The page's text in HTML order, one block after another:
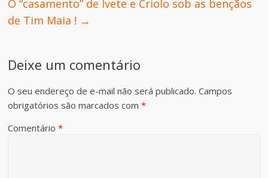
O “casamento” de Ivete e Criolo sob as bençãos
de Tim Maia ! →
Deixe um comentário
O seu endereço de e-mail não será publicado. Campos
obrigatórios são marcados com*
Comentário*